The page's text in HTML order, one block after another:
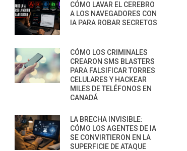
CÓMO LAVAR EL CEREBRO
A LOS NAVEGADORES CON
IA PARA ROBAR SECRETOS
CÓMO LOS CRIMINALES
CREARON SMS BLASTERS
PARA FALSIFICAR TORRES
CELULARES Y HACKEAR
MILES DE TELÉFONOS EN
CANADÁ
LA BRECHA INVISIBLE:
CÓMO LOS AGENTES DE IA
SE CONVIRTIERON EN LA
SUPERFICIE DE ATAQUE